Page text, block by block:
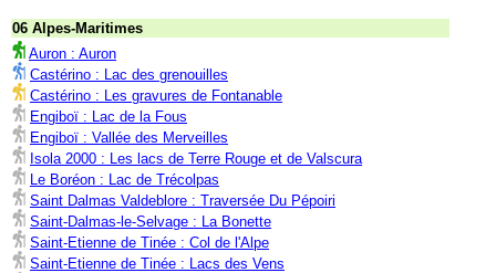
06 Alpes-Maritimes
Auron : Auron
Castérino : Lac des grenouilles
Castérino : Les gravures de Fontanable
Engiboï : Lac de la Fous
Engiboï : Vallée des Merveilles
Isola 2000 : Les lacs de Terre Rouge et de Valscura
Le Boréon : Lac de Trécolpas
Saint Dalmas Valdeblore : Traversée Du Pépoiri
Saint-Dalmas-le-Selvage : La Bonette
Saint-Etienne de Tinée : Col de l'Alpe
Saint-Etienne de Tinée : Lacs des Vens